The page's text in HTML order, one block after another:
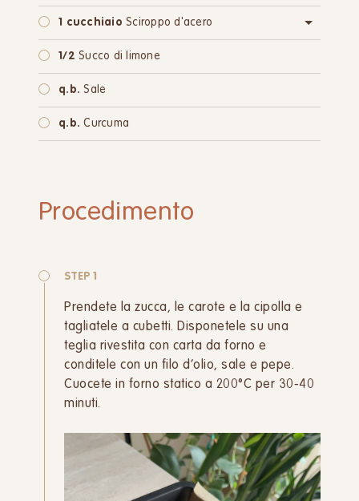
1 cucchiaio Sciroppo d'acero
oppure:1 cucchiaioZucchero di canna
1/2 Succo di limone
q.b. Sale
q.b. Curcuma
Procedimento
STEP 1
Prendete la zucca, le carote e la cipolla e
tagliatele a cubetti. Disponetele su una
teglia rivestita con carta da forno e
conditele con un filo d’olio, sale e pepe.
Cuocete in forno statico a 200°C per 30-40
minuti.